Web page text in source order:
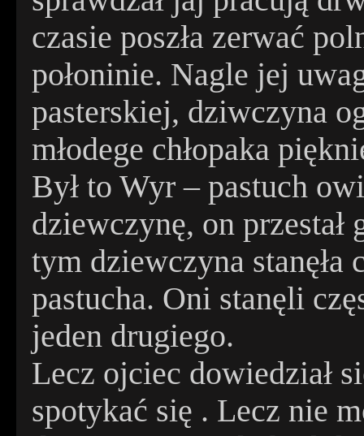
czasie poszła zerwać
połoninie. Nagle jej
pasterskiej, dziwczyna
młodege chłopaka
Był to Wyr – pastuch
dziewczynę, on przestał
tym dziewczyna stanęła
pastucha. Oni stanęli
jeden drugiego.
Lecz ojciec dowiedział
spotykać się . Lecz nie